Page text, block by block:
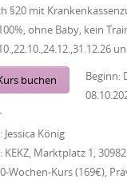
§20 mit
ohne Baby, kein
buchen Beginn:
Jessica König
KEKZ, Marktplatz 1,
Wochen-Kurs (169€),